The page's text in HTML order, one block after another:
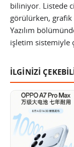
biliniyor. Listede
görülürken, grafik
Yazılım
işletim sistemiyle
İLGİNİZİ